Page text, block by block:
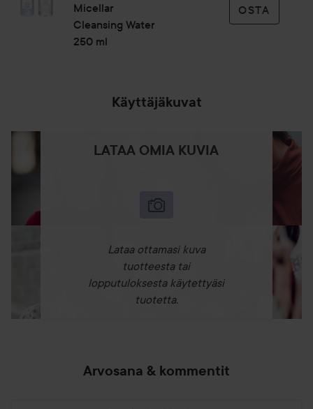
Micellar
Cleansing Water
250 ml
OSTA
Käyttäjäkuvat
LATAA OMIA KUVIA
Lataa ottamasi kuva
tuotteesta tai
lopputuloksesta käytettyäsi
tuotetta.
Arvosana & kommentit